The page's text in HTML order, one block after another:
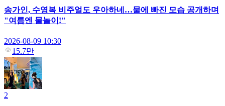
송가인, 수영복 비주얼도 우아하네…물에 빠진 모습 공개하며
"여름엔 물놀이!"
2026-08-09 10:30
15.7만
2